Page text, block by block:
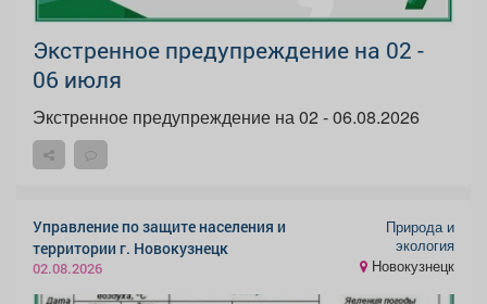
Экстренное предупреждение на 02 -
06 июля
Экстренное предупреждение на 02 - 06.08.2026
Управление по защите населения и
территории г. Новокузнецк
02.08.2026
Природа и
экология
Новокузнецк